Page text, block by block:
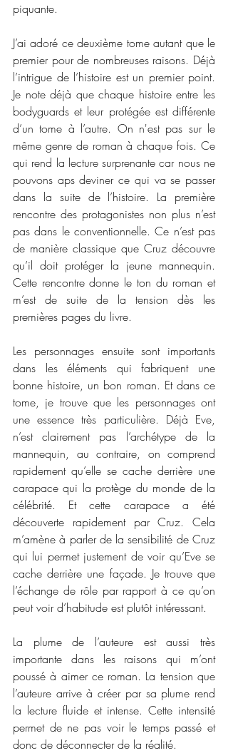
piquante.
J’ai adoré ce deuxième tome autant que le
premier pour de nombreuses raisons. Déjà
l’intrigue de l’histoire est un premier point.
Je note déjà que chaque histoire entre les
bodyguards et leur protégée est différente
d’un tome à l’autre. On n'est pas sur le
même genre de roman à chaque fois. Ce
qui rend la lecture surprenante car nous ne
pouvons aps deviner ce qui va se passer
dans la suite de l’histoire. La première
rencontre des protagonistes non plus n’est
pas dans le conventionnelle. Ce n’est pas
de manière classique que Cruz découvre
qu’il doit protéger la jeune mannequin.
Cette rencontre donne le ton du roman et
m’est de suite de la tension dès les
premières pages du livre.
Les personnages ensuite sont importants
dans les éléments qui fabriquent une
bonne histoire, un bon roman. Et dans ce
tome, je trouve que les personnages ont
une essence très particulière. Déjà Eve,
n’est clairement pas l’archétype de la
mannequin, au contraire, on comprend
rapidement qu’elle se cache derrière une
carapace qui la protège du monde de la
célébrité. Et cette carapace a été
découverte rapidement par Cruz. Cela
m’amène à parler de la sensibilité de Cruz
qui lui permet justement de voir qu’Eve se
cache derrière une façade. Je trouve que
l’échange de rôle par rapport à ce qu’on
peut voir d’habitude est plutôt intéressant.
La plume de l’auteure est aussi très
importante dans les raisons qui m’ont
poussé à aimer ce roman. La tension que
l’auteure arrive à créer par sa plume rend
la lecture fluide et intense. Cette intensité
permet de ne pas voir le temps passé et
donc de déconnecter de la réalité.